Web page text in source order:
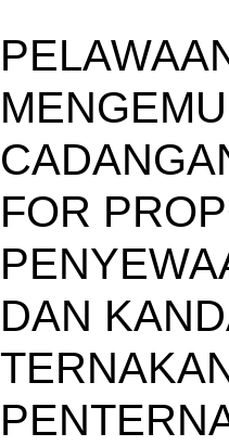
FOR
DAN